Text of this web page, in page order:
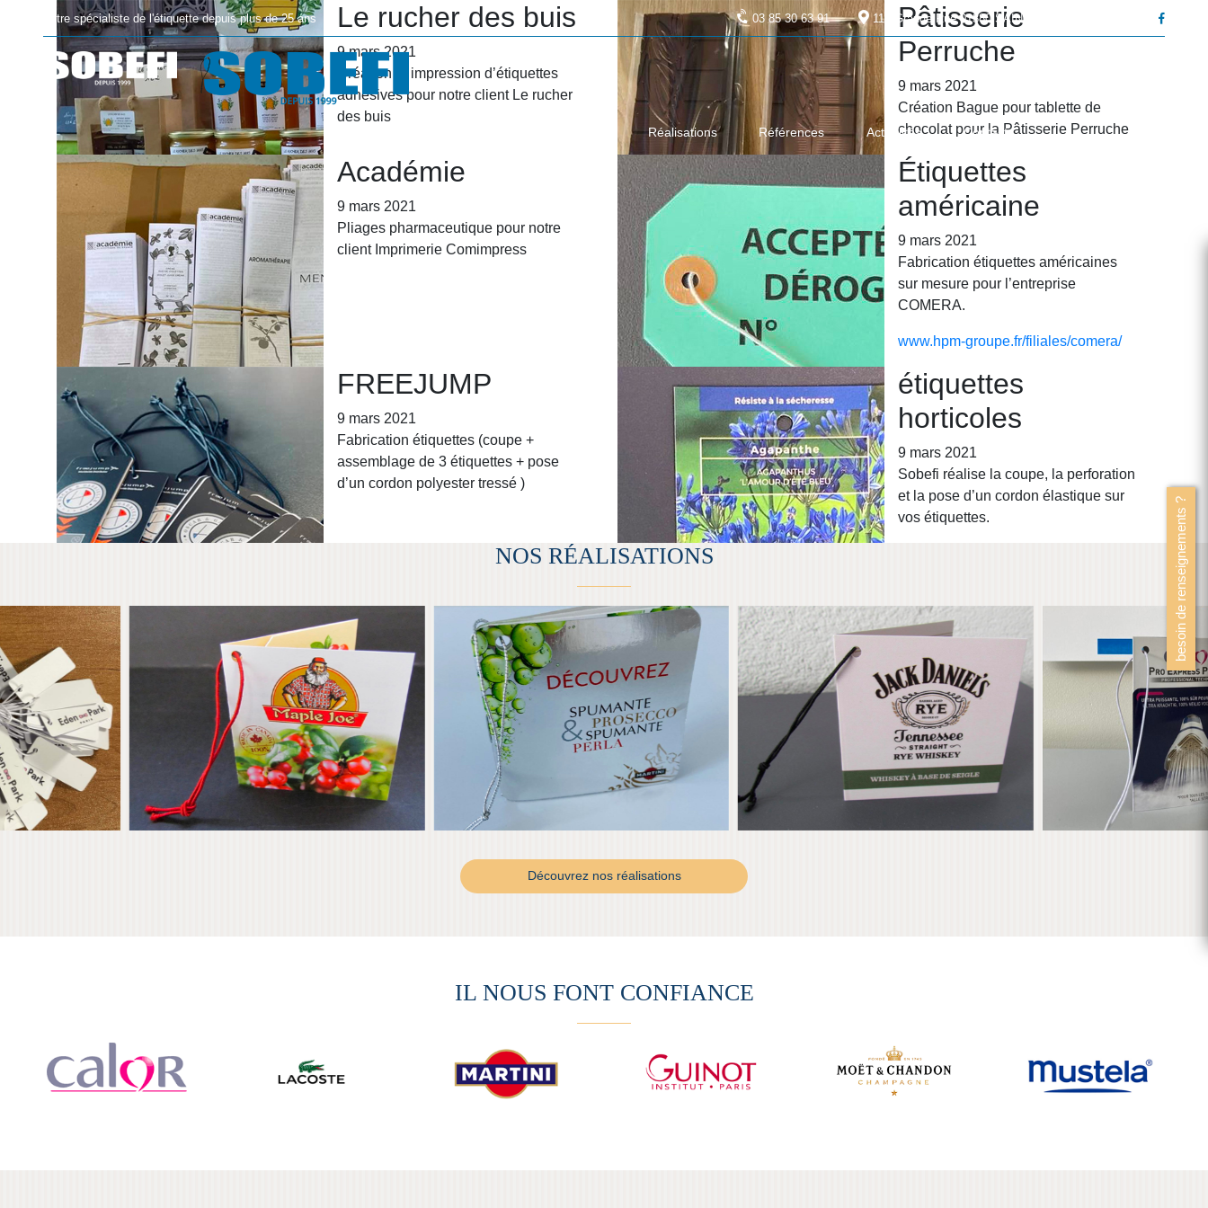
Votre spécialiste de l'étiquette depuis plus de 25 ans 03 85 30 63 91 119 Grande Rue01380 SAINT ANDRÉ DE BÂGÉ
Réalisations Références Actualités Contact
Le rucher des buis
9 mars 2021
Création et impression d’étiquettes
adhésives pour notre client Le rucher
des buis
Pâtisserie
Perruche
9 mars 2021
Création Bague pour tablette de
chocolat pour la Pâtisserie Perruche
Académie
9 mars 2021
Pliages pharmaceutique pour notre
client Imprimerie Comimpress
Étiquettes
américaine
9 mars 2021
Fabrication étiquettes américaines
sur mesure pour l’entreprise
COMERA.
www.hpm-groupe.fr/filiales/comera/
FREEJUMP
9 mars 2021
Fabrication étiquettes (coupe +
assemblage de 3 étiquettes + pose
d’un cordon polyester tressé )
étiquettes
horticoles
9 mars 2021
Sobefi réalise la coupe, la perforation
et la pose d’un cordon élastique sur
vos étiquettes.
NOS RÉALISATIONS
MAPLE JOE JACK DANIEL’S
Découvrez nos réalisations
IL NOUS FONT CONFIANCE
besoin de renseignements ?